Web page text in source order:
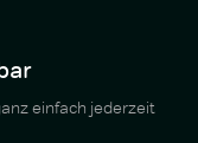
einfach jederzeit